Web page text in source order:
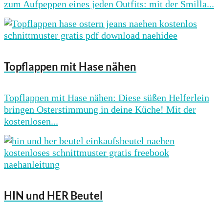
zum Aufpeppen eines jeden Outfits: mit der Smilla...
Topflappen mit Hase nähen
Topflappen mit Hase nähen: Diese süßen Helferlein
bringen Osterstimmung in deine Küche! Mit der
kostenlosen...
HIN und HER Beutel